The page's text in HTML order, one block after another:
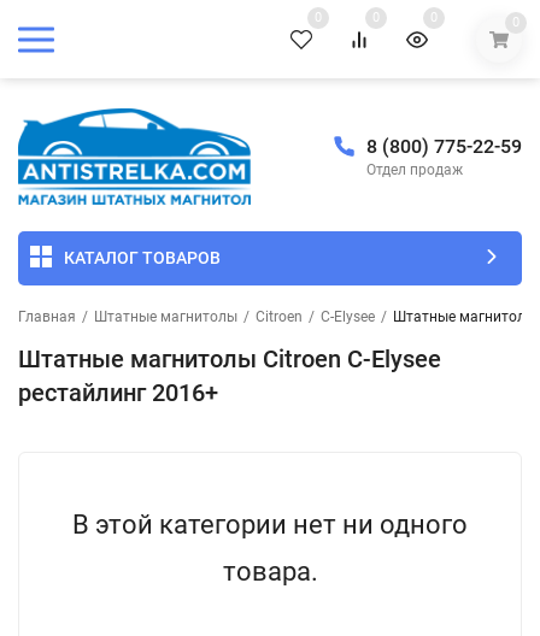
0 0 0 0
8 (800) 775-22-59
Отдел продаж
КАТАЛОГ ТОВАРОВ
Главная / Штатные магнитолы / Citroen / C-Elysee / Штатные магнитолы
Штатные магнитолы Citroen C-Elysee
рестайлинг 2016+
В этой категории нет ни одного
товара.